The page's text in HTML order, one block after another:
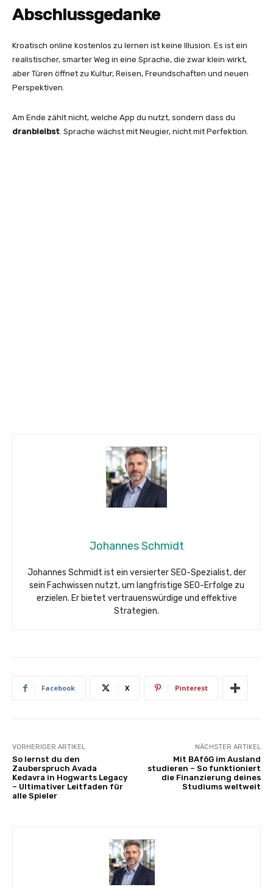
Abschlussgedanke
Kroatisch online kostenlos zu lernen ist keine Illusion. Es ist ein
realistischer, smarter Weg in eine Sprache, die zwar klein wirkt,
aber Türen öffnet zu Kultur, Reisen, Freundschaften und neuen
Perspektiven.
Am Ende zählt nicht, welche App du nutzt, sondern dass du
dranbleibst. Sprache wächst mit Neugier, nicht mit Perfektion.
Johannes Schmidt
Johannes Schmidt ist ein versierter SEO-Spezialist, der
sein Fachwissen nutzt, um langfristige SEO-Erfolge zu
erzielen. Er bietet vertrauenswürdige und effektive
Strategien.
Facebook X Pinterest
VORHERIGER ARTIKEL
So lernst du den
Zauberspruch Avada
Kedavra in Hogwarts Legacy
– Ultimativer Leitfaden für
alle Spieler
NÄCHSTER ARTIKEL
Mit BAföG im Ausland
studieren – So funktioniert
die Finanzierung deines
Studiums weltweit